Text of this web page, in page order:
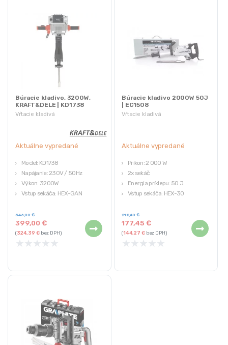
Vŕtacie kladivá
Búracie kladivo, 3200W,
KRAFT&DELE | KD1738
Aktuálne vypredané
Model: KD1738
Napájanie: 230V / 50Hz
Výkon: 3200W
Vstup sekáča: HEX-GAN
399,00€
546,00€
(324,39 €bez DPH)
★ ★ ★ ★ ★
Vŕtacie kladivá
Búracie kladivo 2000W 50J
| EC1508
Aktuálne vypredané
Príkon: 2 000 W
2x sekáč
Energia príklepu: 50 J.
Vstup sekáča: HEX-30
177,45€
218,40€
(144,27 €bez DPH)
★ ★ ★ ★ ★